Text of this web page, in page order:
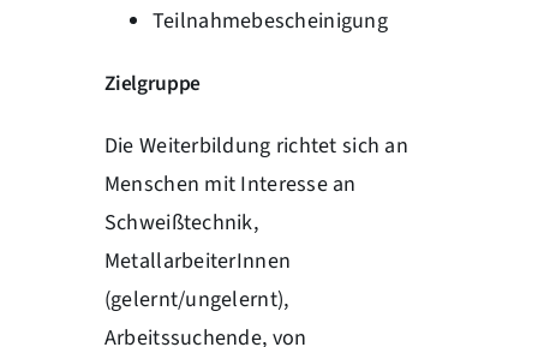
Teilnahmebescheinigung
Zielgruppe
Die Weiterbildung richtet sich an
Menschen mit Interesse an
Schweißtechnik,
MetallarbeiterInnen
(gelernt/ungelernt),
Arbeitssuchende, von